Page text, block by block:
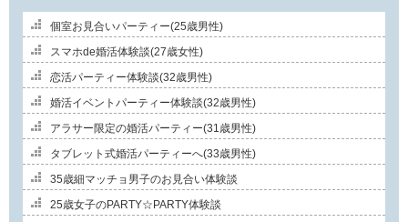
個室お見合いパーティー(25歳男性)
スマホde婚活体験談(27歳女性)
恋活パーティー体験談(32歳男性)
婚活イベントパーティー体験談(32歳男性)
アラサー限定の婚活パーティー(31歳男性)
タブレット式婚活パーティーへ(33歳男性)
35歳細マッチョ男子のお見合い体験談
25歳女子のPARTY☆PARTY体験談